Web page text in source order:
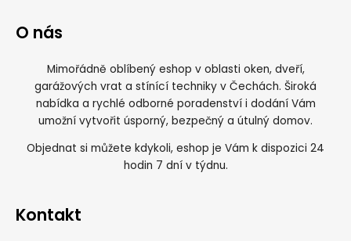
O nás
Mimořádně oblíbený eshop v oblasti oken, dveří,
garážových vrat a stínící techniky v Čechách. Široká
nabídka a rychlé odborné poradenství i dodání Vám
umožní vytvořit úsporný, bezpečný a útulný domov.
Objednat si můžete kdykoli, eshop je Vám k dispozici 24
hodin 7 dní v týdnu.
Kontakt